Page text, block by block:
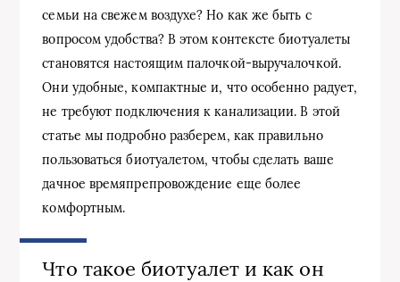
семьи на свежем воздухе? Но как же быть с
вопросом удобства? В этом контексте биотуалеты
становятся настоящим палочкой-выручалочкой.
Они удобные, компактные и, что особенно радует,
не требуют подключения к канализации. В этой
статье мы подробно разберем, как правильно
пользоваться биотуалетом, чтобы сделать ваше
дачное времяпрепровождение еще более
комфортным.
Что такое биотуалет и как он